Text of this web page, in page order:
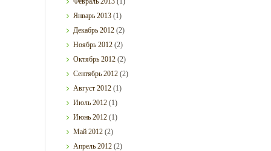
Январь2013 (1)
Декабрь2012 (2)
Ноябрь2012 (2)
Октябрь2012 (2)
Сентябрь2012 (2)
Август2012 (1)
Июль2012 (1)
Июнь2012 (1)
Май2012 (2)
Апрель2012 (2)